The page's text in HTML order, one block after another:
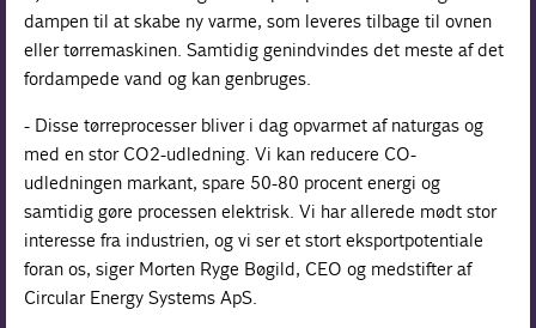
dampen til at skabe ny varme, som leveres tilbage til ovnen
eller tørremaskinen. Samtidig genindvindes det meste af det
fordampede vand og kan genbruges.
- Disse tørreprocesser bliver i dag opvarmet af naturgas og
med en stor CO2-udledning. Vi kan reducere CO-
udledningen markant, spare 50-80 procent energi og
samtidig gøre processen elektrisk. Vi har allerede mødt stor
interesse fra industrien, og vi ser et stort eksportpotentiale
foran os, siger Morten Ryge Bøgild, CEO og medstifter af
Circular Energy Systems ApS.